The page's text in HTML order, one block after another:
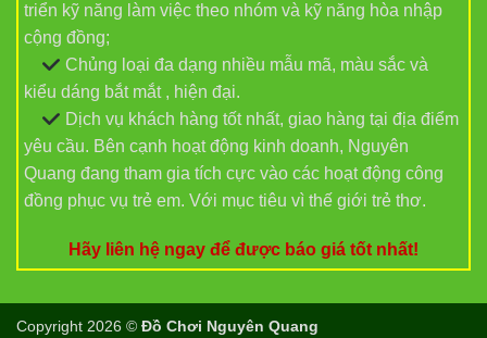
triển kỹ năng làm việc theo nhóm và kỹ năng hòa nhập
cộng đồng;
Chủng loại đa dạng nhiều mẫu mã, màu sắc và
kiểu dáng bắt mắt , hiện đại.
Dịch vụ khách hàng tốt nhất, giao hàng tại địa điểm
yêu cầu. Bên cạnh hoạt động kinh doanh, Nguyên
Quang đang tham gia tích cực vào các hoạt động công
đồng phục vụ trẻ em. Với mục tiêu vì thế giới trẻ thơ.
Hãy liên hệ ngay để được báo giá tốt nhất!
Copyright 2026 © Đồ Chơi Nguyên Quang